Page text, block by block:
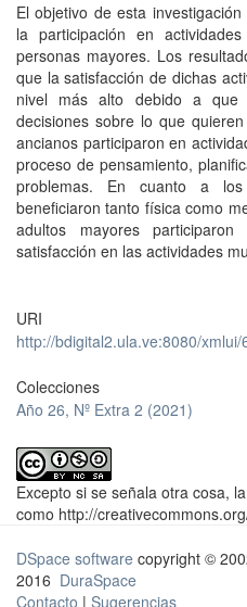
El objetivo de esta
la participación en
personas mayores. Los
que la satisfacción de dichas
nivel más alto debido a que
decisiones sobre lo que
ancianos participaron en
proceso de pensamiento,
problemas. En cuanto a
beneficiaron tanto física como
adultos mayores
satisfacción en las actividades
URI
http://bdigital2.ula.ve:8080/
Colecciones
Año 26, Nº Extra 2 (2021)
Excepto si se señala otra cosa,
como http://
DSpace software copyright ©
2016 DuraSpace
Contacto | Sugerencias